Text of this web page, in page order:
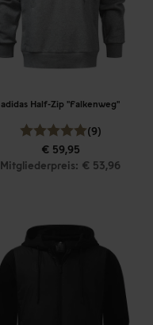
adidas Half-Zip "Falkenweg"
(9)
€ 59,95
Mitgliederpreis: € 53,96